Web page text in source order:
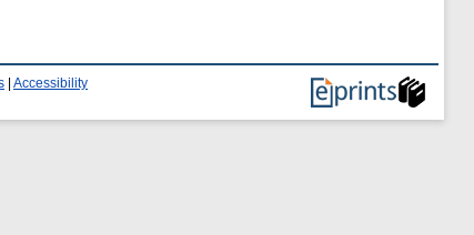
Accessibility